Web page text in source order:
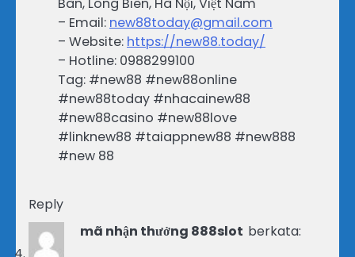
Bàn, Long Biên, Hà Nội, Việt Nam
– Email: new88today@gmail.com
– Website: https://new88.today/
– Hotline: 0988299100
Tag: #new88 #new88online
#new88today #nhacainew88
#new88casino #new88love
#linknew88 #taiappnew88 #new888
#new 88
Reply
mã nhận thưởng 888slot berkata: